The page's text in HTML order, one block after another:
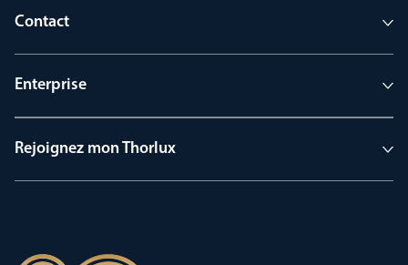
Contact
Enterprise
Rejoignez mon Thorlux